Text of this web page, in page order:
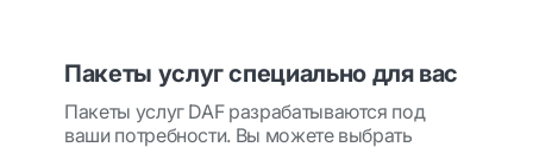
Пакеты услуг специально для вас
Пакеты услуг DAF разрабатываются под
ваши потребности. Вы можете выбрать